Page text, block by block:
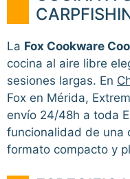
La Fox Cookware
cocina al aire libre
sesiones largas. En
Fox en Mérida,
envío 24/48h a toda
funcionalidad de una
formato compacto y